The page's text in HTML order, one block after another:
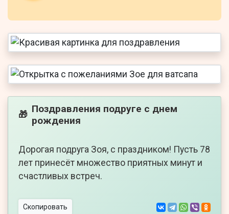
🎁 Поздравления подруге с днем
рождения
Дорогая подруга Зоя, с праздником! Пусть 78
лет принесёт множество приятных минут и
счастливых встреч.
Скопировать